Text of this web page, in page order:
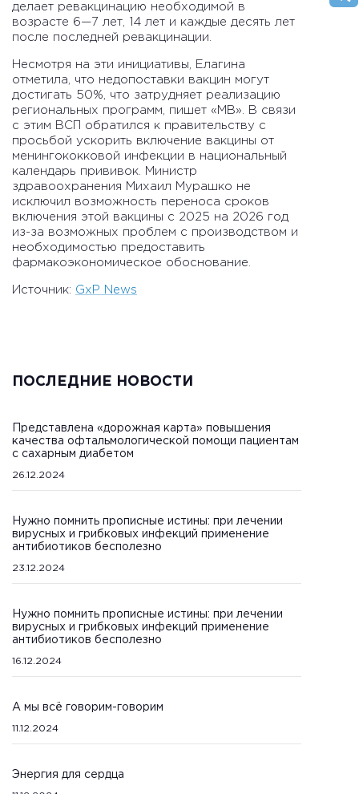
делает ревакцинацию необходимой в
возрасте 6—7 лет, 14 лет и каждые десять лет
после последней ревакцинации.
Несмотря на эти инициативы, Елагина
отметила, что недопоставки вакцин могут
достигать 50%, что затрудняет реализацию
региональных программ, пишет «МВ». В связи
с этим ВСП обратился к правительству с
просьбой ускорить включение вакцины от
менингококковой инфекции в национальный
календарь прививок. Министр
здравоохранения Михаил Мурашко не
исключил возможность переноса сроков
включения этой вакцины с 2025 на 2026 год
из-за возможных проблем с производством и
необходимостью предоставить
фармакоэкономическое обоснование.
Источник: GxP News
ПОСЛЕДНИЕ НОВОСТИ
Представлена «дорожная карта» повышения
качества офтальмологической помощи пациентам
с сахарным диабетом
26.12.2024
Нужно помнить прописные истины: при лечении
вирусных и грибковых инфекций применение
антибиотиков бесполезно
23.12.2024
Нужно помнить прописные истины: при лечении
вирусных и грибковых инфекций применение
антибиотиков бесполезно
16.12.2024
А мы всё говорим-говорим
11.12.2024
Энергия для сердца